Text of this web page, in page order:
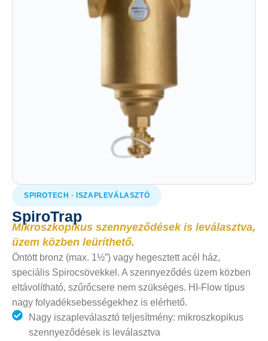
SPIROTECH · ISZAPLEVÁLASZTÓ
SpiroTrap
Mikroszkopikus szennyeződések is leválasztva,
üzem közben leüríthető.
Öntött bronz (max. 1½”) vagy hegesztett acél ház,
speciális Spirocsövekkel. A szennyeződés üzem közben
eltávolítható, szűrőcsere nem szükséges. HI-Flow típus
nagy folyadéksebességekhez is elérhető.
Nagy iszapleválasztó teljesítmény: mikroszkopikus
szennyeződések is leválasztva